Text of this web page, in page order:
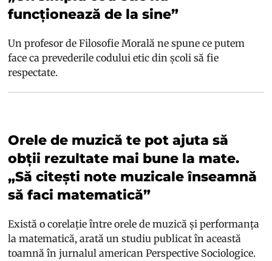
funcționează de la sine”
Un profesor de Filosofie Morală ne spune ce putem
face ca prevederile codului etic din școli să fie
respectate.
Orele de muzică te pot ajuta să
obții rezultate mai bune la mate.
„Să citești note muzicale înseamnă
să faci matematică”
Există o corelație între orele de muzică și performanța
la matematică, arată un studiu publicat în această
toamnă în jurnalul americanPerspective Sociologice.